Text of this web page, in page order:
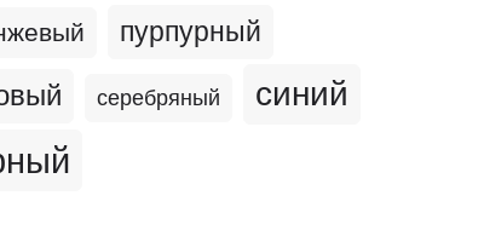
пурпурный
серебряный синий